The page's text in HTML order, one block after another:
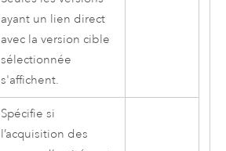
ayant un lien direct
avec la version cible
sélectionnée
s'affichent.
Spécifie si
l’acquisition des